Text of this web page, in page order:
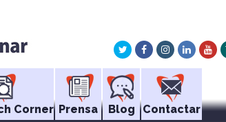
TwitterFacebookInstagram
Corner Prensa Blog Contactar